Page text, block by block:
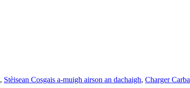
, Stèisean Cosgais a-muigh airson an dachaigh, Charger